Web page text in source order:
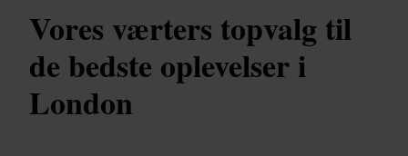
Vores værters topvalg til
de bedste oplevelser i
London